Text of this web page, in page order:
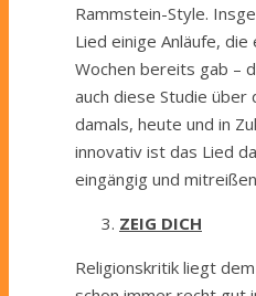
Rammstein-Style.
Lied einige Anläufe,
Wochen bereits gab –
auch diese Studie über
damals, heute und in
innovativ ist das Lied
eingängig und
ZEIG DICH
Religionskritik liegt